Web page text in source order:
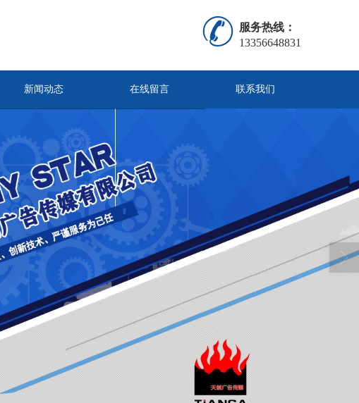
服务热线：
13356648831
新闻动态 在线留言 联系我们